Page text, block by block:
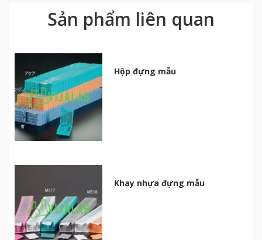
Sản phẩm liên quan
Hộp đựng mẫu
Khay nhựa đựng mẫu